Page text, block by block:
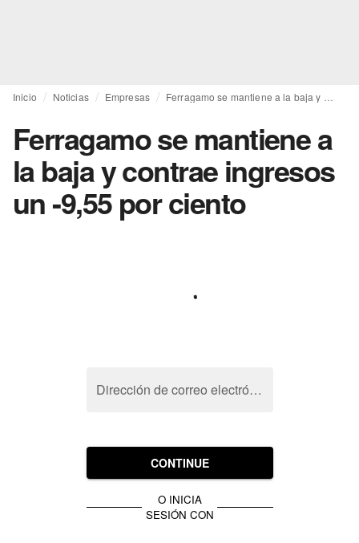
Inicio Noticias Empresas
Ferragamo se mantiene a
la baja y contrae ingresos
un -9,55 por ciento
Dirección de correo electrónico
CONTINUE
O INICIA
SESIÓN CON